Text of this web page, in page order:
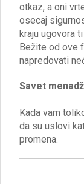
otkaz, a oni
osecaj
kraju ugovora
Bežite od ove
Savet
Kada vam
da su uslovi